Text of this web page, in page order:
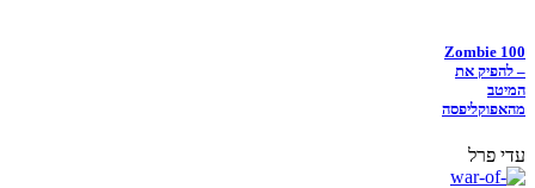
Zombie 100
– להפיק את
המיטב
מהאפוקליפסה
עדי פרל